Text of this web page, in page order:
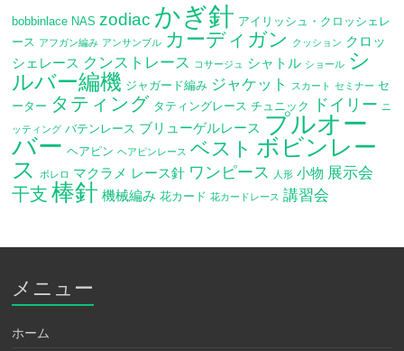
bobbinlace NAS zodiac かぎ針 アイリッシュ・クロッシェレ
ース アフガン編み アンサンブル カーディガン クッション クロッ
シェレース クンストレース コサージュ シャトル ショール シ
ルバー編機 ジャガード編み ジャケット スカート セミナー セ
ーター タティング タティングレース チュニック ドイリー ニ
ッティング バテンレース ブリューゲルレース プルオー
バー ヘアピン ヘアピンレース ベスト ボビンレー
ス
ボレロ マクラメ レース針 ワンピース 人形 小物 展示会
干支 棒針 機械編み 花カード 花カードレース 講習会
メニュー
ホーム